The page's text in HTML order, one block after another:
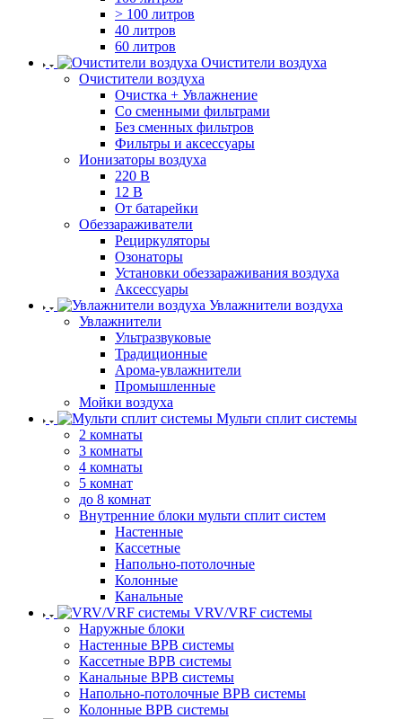
> 100 литров
40 литров
60 литров
Очистители воздуха
Очистители воздуха
Очистка + Увлажнение
Cо сменными фильтрами
Без сменных фильтров
Фильтры и аксессуары
Ионизаторы воздуха
220 В
12 В
От батарейки
Обеззараживатели
Рециркуляторы
Озонаторы
Установки обеззараживания воздуха
Аксессуары
Увлажнители воздуха
Увлажнители
Ультразвуковые
Традиционные
Арома-увлажнители
Промышленные
Мойки воздуха
Мульти сплит системы
2 комнаты
3 комнаты
4 комнаты
5 комнат
до 8 комнат
Внутренние блоки мульти сплит систем
Настенные
Кассетные
Напольно-потолочные
Колонные
Канальные
VRV/VRF системы
Наружные блоки
Настенные ВРВ системы
Кассетные ВРВ системы
Канальные ВРВ системы
Напольно-потолочные ВРВ системы
Колонные ВРВ системы